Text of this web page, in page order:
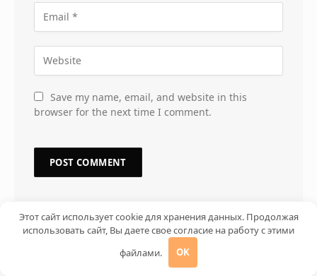
Save my name, email, and website in this
browser for the next time I comment.
ОСТАВАЙТЕСЬ НА СВЯЗИ
Этот сайт использует cookie для хранения данных. Продолжая
использовать сайт, Вы даете свое согласие на работу с этими
файлами.
OK